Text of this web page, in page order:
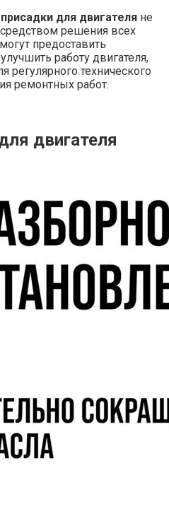
присадки для двигателя не
решения всех
предоставить
работу двигателя,
регулярного технического
ремонтных работ.
двигателя